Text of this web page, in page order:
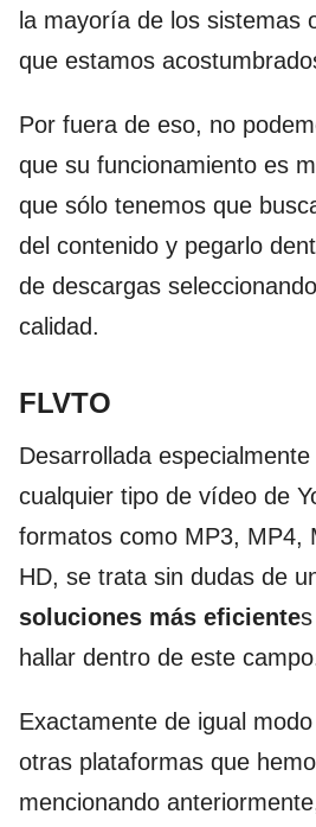
la mayoría de los sistemas
que estamos
Por fuera de eso, no
que su funcionamiento es
que sólo tenemos que
del contenido y pegarlo
de descargas
calidad.
FLVTO
Desarrollada
cualquier tipo de vídeo de
formatos como MP3, MP4,
HD, se trata sin dudas de
soluciones más eficiente
hallar dentro de este
Exactamente de igual
otras plataformas que
mencionando